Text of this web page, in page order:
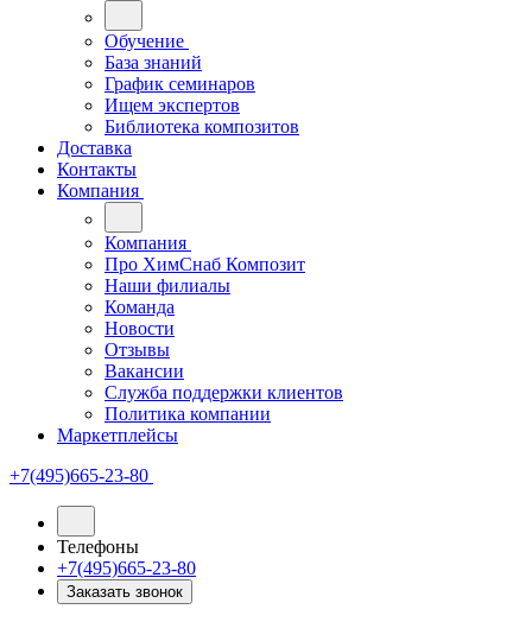
Обучение
База знаний
График семинаров
Ищем экспертов
Библиотека композитов
Доставка
Контакты
Компания
Компания
Про ХимСнаб Композит
Наши филиалы
Команда
Новости
Отзывы
Вакансии
Служба поддержки клиентов
Политика компании
Маркетплейсы
+7(495)665-23-80
Телефоны
+7(495)665-23-80
Заказать звонок